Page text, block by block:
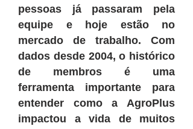
pessoas já passaram pela
equipe e hoje estão no
mercado de trabalho. Com
dados desde 2004, o histórico
de membros é uma
ferramenta importante para
entender como a AgroPlus
impactou a vida de muitos